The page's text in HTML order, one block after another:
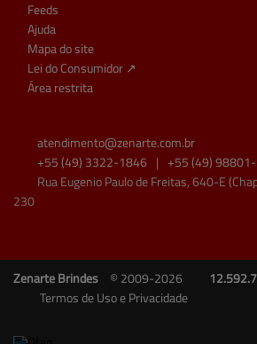
Feeds
Ajuda
Mapa do site
Lei do Consumidor ↗
Área restrita
atendimento@zenarte.com.br
+55 (49) 3322-1846 | +55 (49)
Rua Eugenio Paulo de Freitas, 640-E
230
Zenarte Brindes © 2009-2026
Termos de Uso e Privacidade